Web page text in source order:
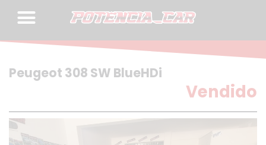
Peugeot 308 SW BlueHDi
Vendido